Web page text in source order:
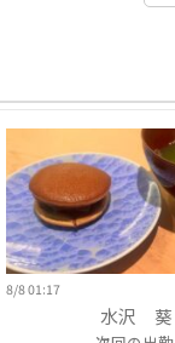
8/8 01:17
水沢 葵